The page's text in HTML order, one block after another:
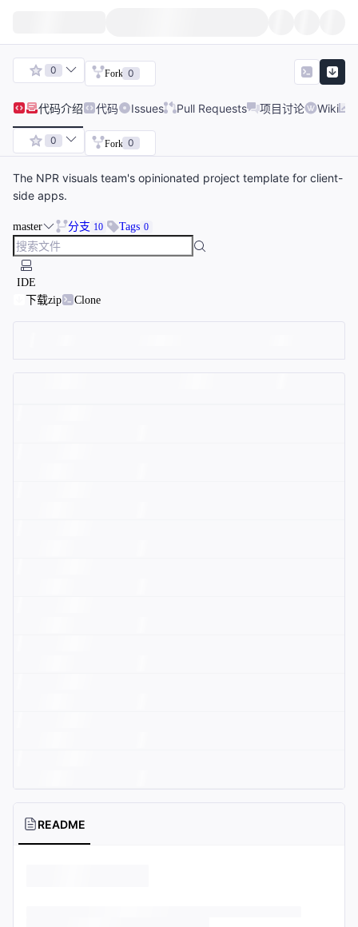
0 Fork 0
代码介绍 代码 Issues Pull Requests 项目讨论 Wiki
0 Fork 0
The NPR visuals team's opinionated project template for client-
side apps.
master 分支 10 Tags 0
IDE
下载zip
Clone
README